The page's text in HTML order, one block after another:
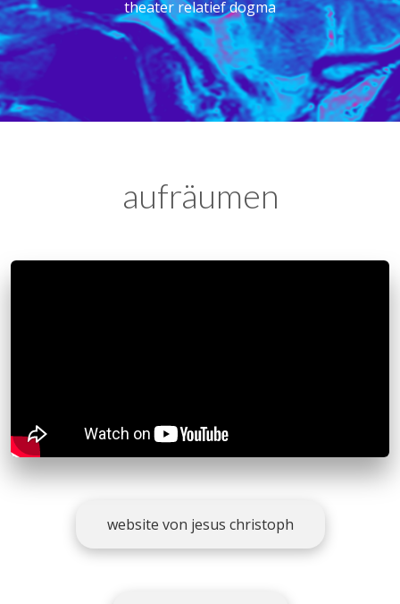
theater relatief dogma
aufräumen
website von jesus christoph